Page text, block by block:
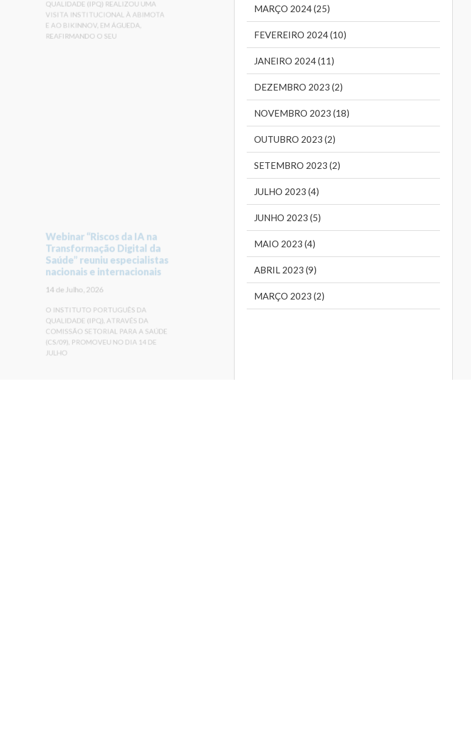
O INSTITUTO PORTUGUÊS DA
QUALIDADE (IPQ) REALIZOU UMA
VISITA INSTITUCIONAL À ABIMOTA
Webinar “Riscos da IA na
Transformação Digital da
Saúde” reuniu especialistas
nacionais e internacionais
O INSTITUTO PORTUGUÊS DA
QUALIDADE (IPQ), ATRAVÉS DA
COMISSÃO SETORIAL PARA A SAÚDE
MARÇO 2024 (25)
FEVEREIRO 2024 (10)
JANEIRO 2024 (11)
DEZEMBRO 2023 (2)
NOVEMBRO 2023 (18)
OUTUBRO 2023 (2)
SETEMBRO 2023 (2)
JULHO 2023 (4)
JUNHO 2023 (5)
MAIO 2023 (4)
ABRIL 2023 (9)
MARÇO 2023 (2)